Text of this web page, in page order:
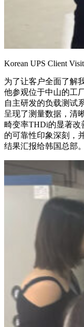
Korean UPS Client
为了让客户全面了解
他参观位于中山的工
自主研发的负载测试
呈现了测量数据，清
畸变率THDi的显著改
的可靠性印象深刻，
结果汇报给韩国总部。